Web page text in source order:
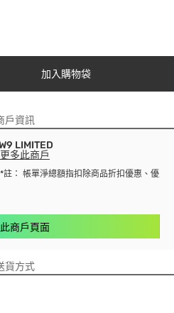
加入購物袋
戶資訊
LIMITED
多此商戶
： 帳單淨總額指扣除商品折扣優惠、優惠
商戶頁面
貨方式